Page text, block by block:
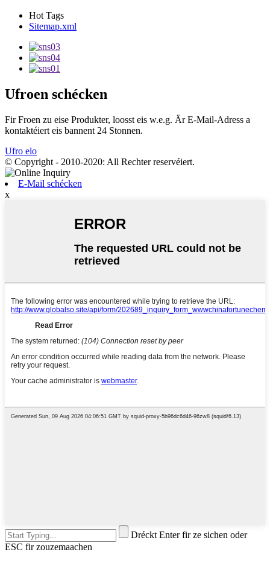
Hot Tags
Sitemap.xml
Ufroen schécken
Fir Froen zu eise Produkter, loosst eis w.e.g. Är E-Mail-Adress a
kontaktéiert eis bannent 24 Stonnen.
Ufro elo
© Copyright - 2010-2020: All Rechter reservéiert.
E-Mail schécken
x
Dréckt Enter fir ze sichen oder
ESC fir zouzemaachen